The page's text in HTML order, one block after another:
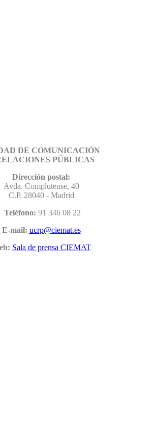
DE COMUNICACIÓN
PÚBLICAS
Dirección postal:
Avda. Complutense, 40
C.P. 28040 - Madrid
Teléfono: 91 346 08 22
E-mail:
Sala de prensa CIEMAT